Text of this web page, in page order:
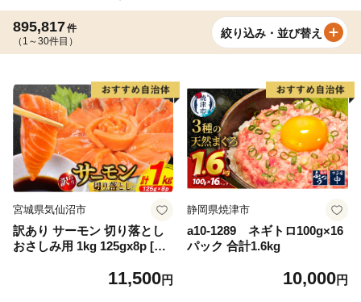
895,817件
（1～30件目）
絞り込み・並び替え
宮城県気仙沼市
訳あり サーモン 切り落とし
おさしみ用 1kg 125gx8p [足
4313] 魚 魚介類 鮭 お刺し身
11,500円
静岡県焼津市
a10-1289 ネギトロ100g×16
パック 合計1.6kg
10,000円